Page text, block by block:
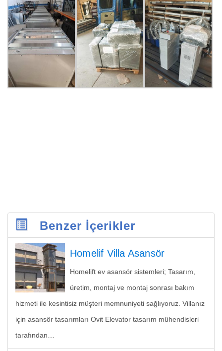
Benzer İçerikler
Homelif Villa Asansör
Homelift ev asansör sistemleri; Tasarım,
üretim, montaj ve montaj sonrası bakım
hizmeti ile kesintisiz müşteri memnuniyeti sağlıyoruz. Villanız
için asansör tasarımları Ovit Elevator tasarım mühendisleri
tarafından…